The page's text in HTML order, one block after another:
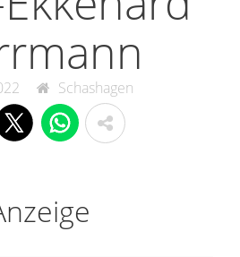
Schashagen